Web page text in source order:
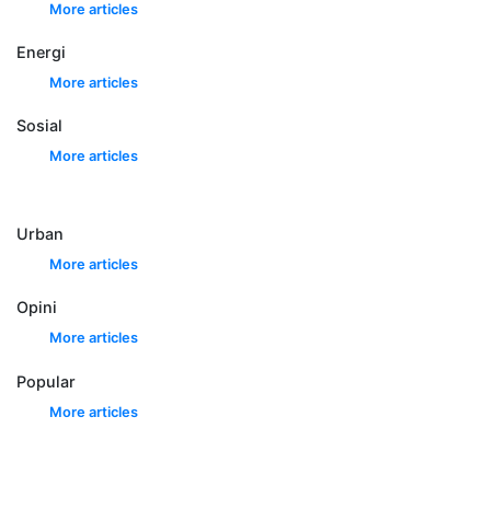
More articles
Energi
More articles
Sosial
More articles
Urban
More articles
Opini
More articles
Popular
More articles